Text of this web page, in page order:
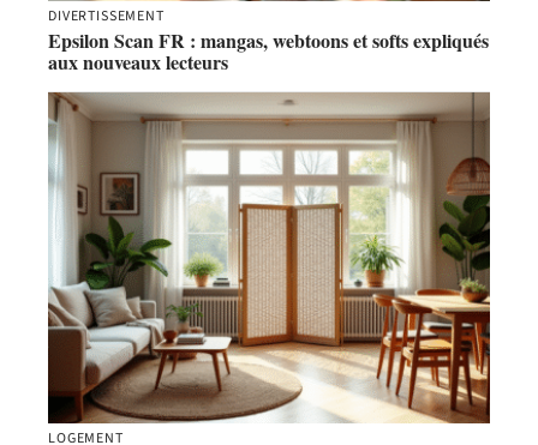
DIVERTISSEMENT
Epsilon Scan FR : mangas, webtoons et softs expliqués
aux nouveaux lecteurs
LOGEMENT